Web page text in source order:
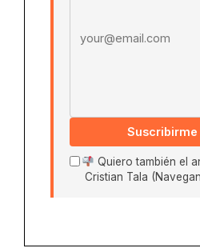
Quiero también el
Cristian Tala